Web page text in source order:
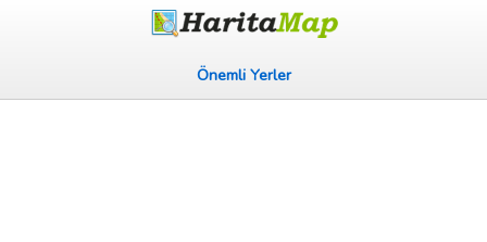
Önemli Yerler